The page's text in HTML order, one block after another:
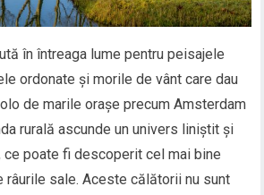
în întreaga lume pentru peisajele
ordonate și morile de vânt care dau
de marile orașe precum Amsterdam
rurală ascunde un univers liniștit și
ce poate fi descoperit cel mai bine
râurile sale. Aceste călătorii nu sunt